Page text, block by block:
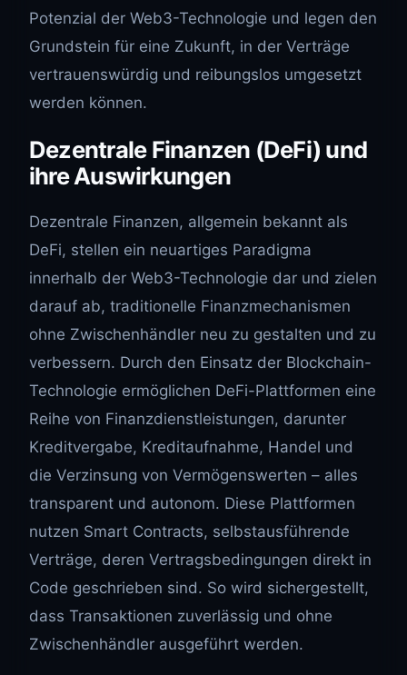
Potenzial der Web3-Technologie und legen den
Grundstein für eine Zukunft, in der Verträge
vertrauenswürdig und reibungslos umgesetzt
werden können.
Dezentrale Finanzen (DeFi) und
ihre Auswirkungen
Dezentrale Finanzen, allgemein bekannt als
DeFi, stellen ein neuartiges Paradigma
innerhalb der Web3-Technologie dar und zielen
darauf ab, traditionelle Finanzmechanismen
ohne Zwischenhändler neu zu gestalten und zu
verbessern. Durch den Einsatz der Blockchain-
Technologie ermöglichen DeFi-Plattformen eine
Reihe von Finanzdienstleistungen, darunter
Kreditvergabe, Kreditaufnahme, Handel und
die Verzinsung von Vermögenswerten – alles
transparent und autonom. Diese Plattformen
nutzen Smart Contracts, selbstausführende
Verträge, deren Vertragsbedingungen direkt in
Code geschrieben sind. So wird sichergestellt,
dass Transaktionen zuverlässig und ohne
Zwischenhändler ausgeführt werden.